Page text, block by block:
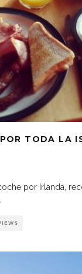
TODA LA
por Irlanda,